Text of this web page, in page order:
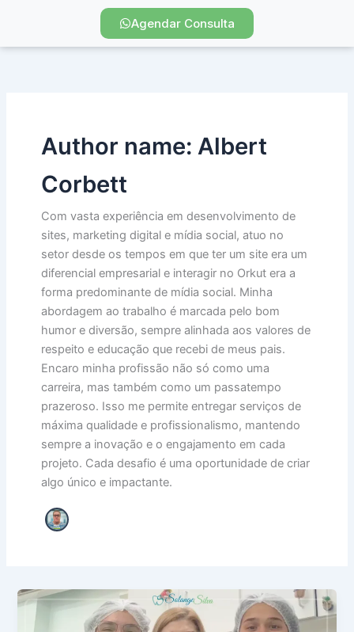
o
Agendar Consulta
Author name: Albert
Corbett
Com vasta experiência em desenvolvimento de
sites, marketing digital e mídia social, atuo no
setor desde os tempos em que ter um site era um
diferencial empresarial e interagir no Orkut era a
forma predominante de mídia social. Minha
abordagem ao trabalho é marcada pelo bom
humor e diversão, sempre alinhada aos valores de
respeito e educação que recebi de meus pais.
Encaro minha profissão não só como uma
carreira, mas também como um passatempo
prazeroso. Isso me permite entregar serviços de
máxima qualidade e profissionalismo, mantendo
sempre a inovação e o engajamento em cada
projeto. Cada desafio é uma oportunidade de criar
algo único e impactante.